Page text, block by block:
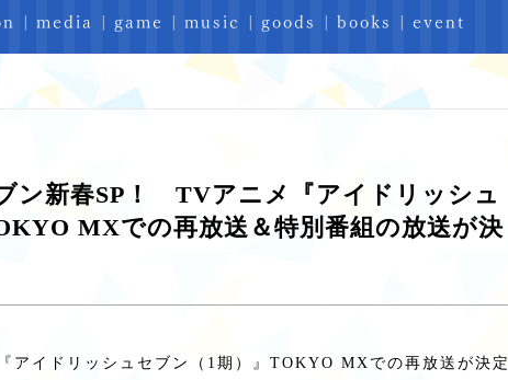
media game music goods books event
ン新春SP！ TVアニメ『アイドリッシュ
MXでの再放送＆特別番組の放送が決
アイドリッシュセブン（1期）』TOKYO MXでの再放送が決定